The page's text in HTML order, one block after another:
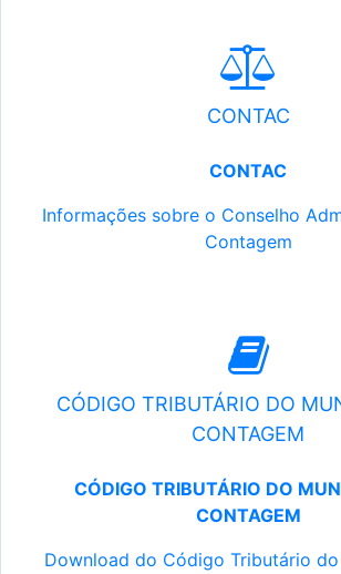
CONTAC
CONTAC
Informações sobre o Conselho
Contagem
CÓDIGO TRIBUTÁRIO DO
CONTAGEM
CÓDIGO TRIBUTÁRIO DO
CONTAGEM
Download do Código Tributário